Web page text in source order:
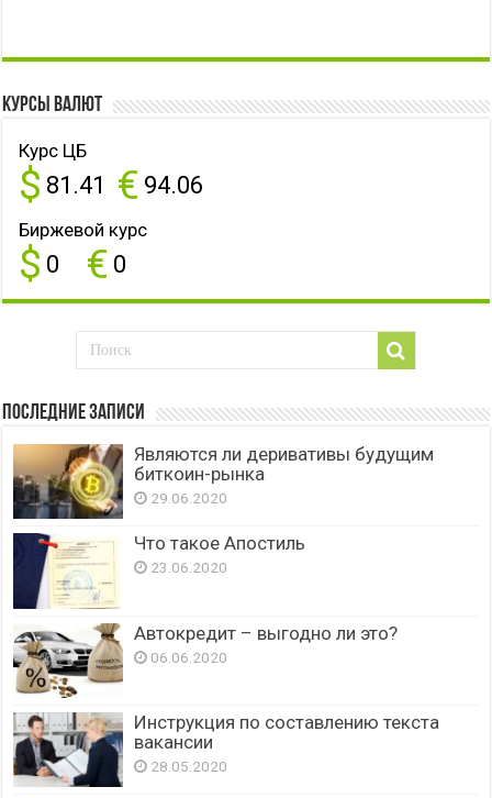
Курсы валют
Курс ЦБ
$ 81.41 € 94.06
Биржевой курс
$ 0 € 0
Последние записи
Являются ли деривативы будущим
биткоин-рынка
29.06.2020
Что такое Апостиль
23.06.2020
Автокредит – выгодно ли это?
06.06.2020
Инструкция по составлению текста
вакансии
28.05.2020